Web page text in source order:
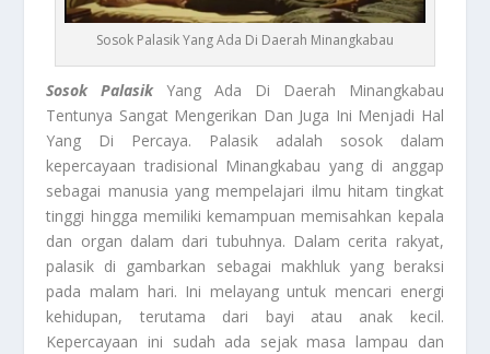
Sosok Palasik Yang Ada Di Daerah Minangkabau
Sosok PalasikYang Ada Di Daerah Minangkabau
Tentunya Sangat Mengerikan Dan Juga Ini Menjadi Hal
Yang Di Percaya. Palasik adalah sosok dalam
kepercayaan tradisional Minangkabau yang di anggap
sebagai manusia yang mempelajari ilmu hitam tingkat
tinggi hingga memiliki kemampuan memisahkan kepala
dan organ dalam dari tubuhnya. Dalam cerita rakyat,
palasik di gambarkan sebagai makhluk yang beraksi
pada malam hari. Ini melayang untuk mencari energi
kehidupan, terutama dari bayi atau anak kecil.
Kepercayaan ini sudah ada sejak masa lampau dan